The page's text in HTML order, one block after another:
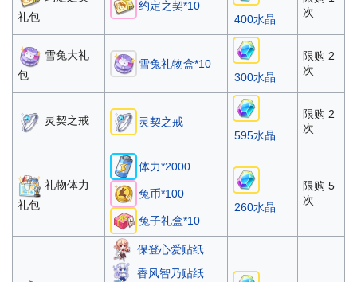
礼包
约定之契*10
400水晶
次
雪兔大礼
包
雪兔礼物盒*10
300水晶
限购 2
次
灵契之戒
灵契之戒
595水晶
限购 2
次
礼物体力
礼包
体力*2000
兔币*100
兔子礼盒*10
260水晶
限购 5
次
保登心爱贴纸
香风智乃贴纸